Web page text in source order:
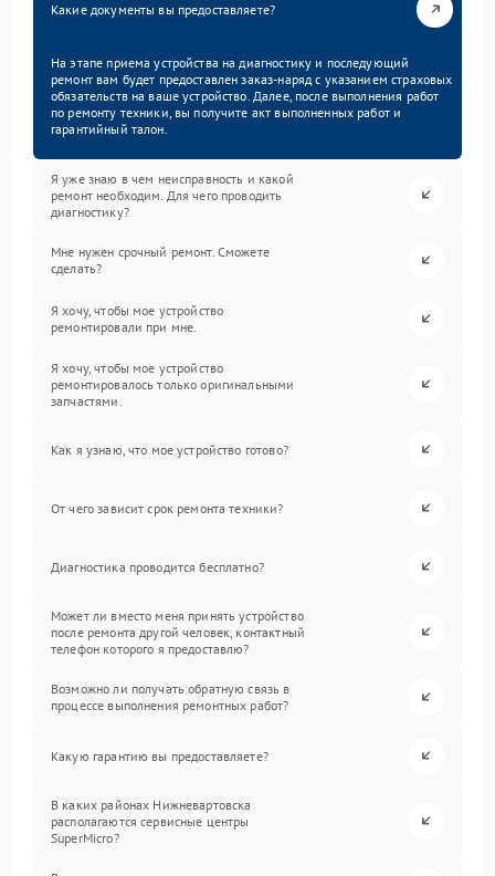
Какие документы вы предоставляете?
На этапе приема устройства на диагностику и последующий
ремонт вам будет предоставлен заказ-наряд с указанием страховых
обязательств на ваше устройство. Далее, после выполнения работ
по ремонту техники, вы получите акт выполненных работ и
гарантийный талон.
Я уже знаю в чем неисправность и какой
ремонт необходим. Для чего проводить
диагностику?
Мне нужен срочный ремонт. Сможете
сделать?
Я хочу, чтобы мое устройство
ремонтировали при мне.
Я хочу, чтобы мое устройство
ремонтировалось только оригинальными
запчастями.
Как я узнаю, что мое устройство готово?
От чего зависит срок ремонта техники?
Диагностика проводится бесплатно?
Может ли вместо меня принять устройство
после ремонта другой человек, контактный
телефон которого я предоставлю?
Возможно ли получать обратную связь в
процессе выполнения ремонтных работ?
Какую гарантию вы предоставляете?
В каких районах Нижневартовска
располагаются сервисные центры
SuperMicro?